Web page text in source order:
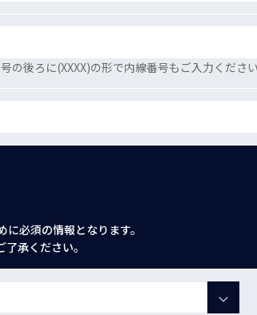
の後ろに(XXXX)の形で内線番号もご入力くださ
必須の情報となります。
承ください。